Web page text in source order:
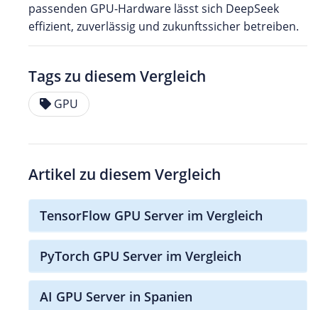
passenden GPU-Hardware lässt sich DeepSeek
effizient, zuverlässig und zukunftssicher betreiben.
Tags zu diesem Vergleich
GPU
Artikel zu diesem Vergleich
TensorFlow GPU Server im Vergleich
PyTorch GPU Server im Vergleich
AI GPU Server in Spanien